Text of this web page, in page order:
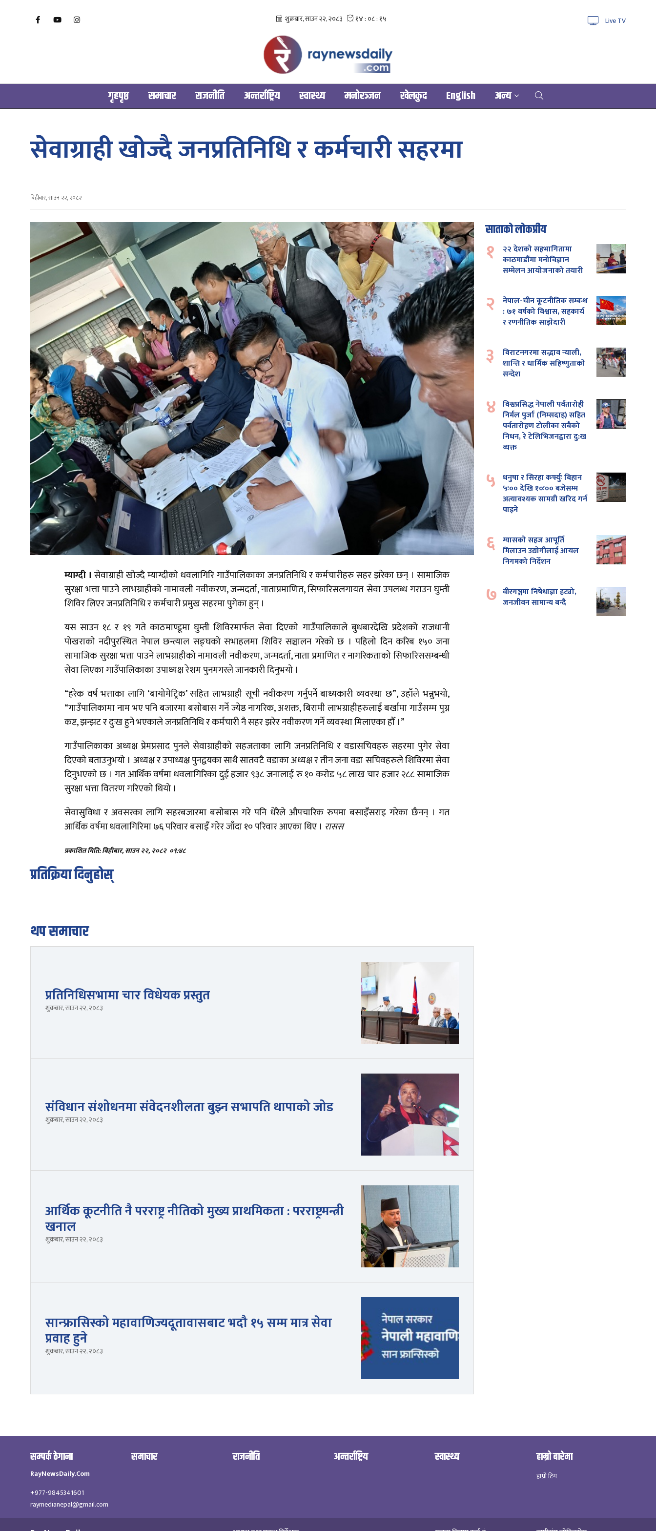
Live TV
गृहपृष्ठ समाचार राजनीति अन्तर्राष्ट्रिय स्वास्थ्य मनोरञ्‍जन खेलकुद English अन्य
सेवाग्राही खोज्दै जनप्रतिनिधि र कर्मचारी सहरमा
बिहीबार, साउन २२, २०८२
म्याग्दी । सेवाग्राही खोज्दै म्याग्दीको धवलागिरि गाउँपालिकाका जनप्रतिनिधि र कर्मचारीहरु सहर झरेका छन् । सामाजिक
सुरक्षा भत्ता पाउने लाभग्राहीको नामावली नवीकरण, जन्मदर्ता, नाताप्रमाणित, सिफारिसलगायत सेवा उपलब्ध गराउन घुम्ती
शिविर लिएर जनप्रतिनिधि र कर्मचारी प्रमुख सहरमा पुगेका हुन् ।
यस साउन १८ र १९ गते काठमाण्डूमा घुम्ती शिविरमार्फत सेवा दिएको गाउँपालिकाले बुधबारदेखि प्रदेशको राजधानी
पोखराको नदीपुरस्थित नेपाल छन्त्याल सङ्घको सभाहलमा शिविर सञ्चालन गरेको छ । पहिलो दिन करिब १५० जना
सामाजिक सुरक्षा भत्ता पाउने लाभग्राहीको नामावली नवीकरण, जन्मदर्ता, नाता प्रमाणित र नागरिकताको सिफारिससम्बन्धी
सेवा लिएका गाउँपालिकाका उपाध्यक्ष रेशम पुनमगरले जानकारी दिनुभयो ।
“हरेक वर्ष भत्ताका लागि ‘बायोमेट्रिक’ सहित लाभग्राही सूची नवीकरण गर्नुपर्ने बाध्यकारी व्यवस्था छ”, उहाँले भन्नुभयो,
“गाउँपालिकामा नाम भए पनि बजारमा बसोबास गर्ने ज्येष्ठ नागरिक, अशक्त, बिरामी लाभग्राहीहरुलाई बर्खामा गाउँसम्म पुग्न
कष्ट, झन्झट र दुःख हुने भएकाले जनप्रतिनिधि र कर्मचारी नै सहर झरेर नवीकरण गर्ने व्यवस्था मिलाएका हौँ ।”
गाउँपालिकाका अध्यक्ष प्रेमप्रसाद पुनले सेवाग्राहीको सहजताका लागि जनप्रतिनिधि र वडासचिवहरु सहरमा पुगेर सेवा
दिएको बताउनुभयो । अध्यक्ष र उपाध्यक्ष पुनद्वयका साथै सातवटै वडाका अध्यक्ष र तीन जना वडा सचिवहरुले शिविरमा सेवा
दिनुभएको छ । गत आर्थिक वर्षमा धवलागिरिका दुई हजार ९३८ जनालाई रु १० करोड ५८ लाख चार हजार २८८ सामाजिक
सुरक्षा भत्ता वितरण गरिएको थियो ।
सेवासुविधा र अवसरका लागि सहरबजारमा बसोबास गरे पनि धेरैले औपचारिक रुपमा बसाइँसराइ गरेका छैनन् । गत
आर्थिक वर्षमा धवलागिरिमा ७६ परिवार बसाइँ गरेर जाँदा १० परिवार आएका थिए । रासस
प्रकाशित मिति: बिहीबार, साउन २२, २०८२ ०९:४८
प्रतिक्रिया दिनुहोस्
थप समाचार
प्रतिनिधिसभामा चार विधेयक प्रस्तुत
शुक्रबार, साउन २२, २०८३
संविधान संशोधनमा संवेदनशीलता बुझ्न सभापति थापाको जोड
शुक्रबार, साउन २२, २०८३
आर्थिक कूटनीति नै परराष्ट्र नीतिको मुख्य प्राथमिकता : परराष्ट्रमन्त्री
खनाल
शुक्रबार, साउन २२, २०८३
सान्फ्रासिस्को महावाणिज्यदूतावासबाट भदौ १५ सम्म मात्र सेवा
प्रवाह हुने
शुक्रबार, साउन २२, २०८३
साताको लोकप्रीय
१
२२ देशको सहभागितामा
काठमाडौंमा मनोविज्ञान
सम्मेलन आयोजनाको तयारी
२
नेपाल-चीन कूटनीतिक सम्बन्ध
: ७१ वर्षको विश्वास, सहकार्य
र रणनीतिक साझेदारी
३
विराटनगरमा सद्भाव र्‍याली,
शान्ति र धार्मिक सहिष्णुताको
सन्देश
४ विश्वप्रसिद्ध नेपाली पर्वतारोही
निर्मल पुर्जा (निम्सदाइ) सहित
पर्वतारोहण टोलीका सबैको
निधन, रे टेलिभिजनद्वारा दु:ख
व्यक्त
५ धनुषा र सिरहा कर्फ्युः बिहान
५ः०० देखि १०ः०० बजेसम्म
अत्यावश्यक सामग्री खरिद गर्न
पाइने
६ ग्यासको सहज आपूर्ति
मिलाउन उद्योगीलाई आयल
निगमको निर्देशन
७ वीरगञ्जमा निषेधाज्ञा हट्यो,
जनजीवन सामान्य बन्दै
सम्पर्क ठेगाना
RayNewsDaily.Com
+977-9845341601
raymedianepal@gmail.com
समाचार राजनीति अन्तर्राष्ट्रिय स्वास्थ्य हाम्रो बारेमा
हाम्रो टिम